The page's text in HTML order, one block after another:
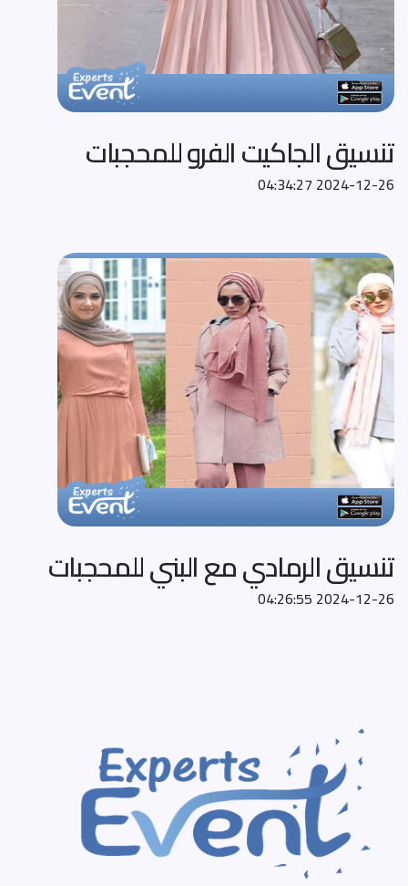
تنسيق الجاكيت الفرو للمحجبات
2024-12-26 04:34:27
تنسيق الرمادي مع البني للمحجبات
2024-12-26 04:26:55